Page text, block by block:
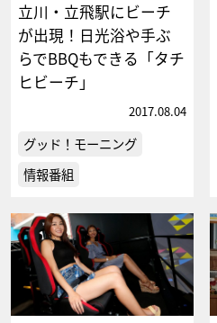
立川・立飛駅にビーチ
が出現！日光浴や手ぶ
らでBBQもできる「タチ
ヒビーチ」
2017.08.04
グッド！モーニング
情報番組